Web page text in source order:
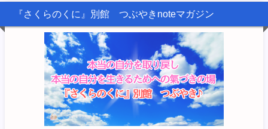
『さくらのくに』別館 つぶやきnoteマガジン